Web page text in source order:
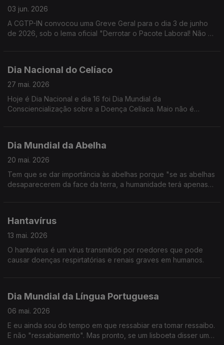
03 jun. 2026
A CGTP-IN convocou uma Greve Geral para o dia 3 de junho
de 2026, sob o lema oficial "Derrotar o Pacote Laboral! Não ao
Dia Nacional do Celíaco
27 mai. 2026
Hoje é Dia Nacional e dia 16 foi Dia Mundial da
Consciencialização sobre a Doença Celíaca. Maio não é
Dia Mundial da Abelha
20 mai. 2026
Tem que se dar importância às abelhas porque "se as abelhas
desaparecerem da face da terra, a humanidade terá apenas
Hantavírus
13 mai. 2026
O hantavírus é um vírus transmitido por roedores que pode
causar doenças respirtatórias e renais graves em humanos.
Dia Mundial da Língua Portuguesa
06 mai. 2026
E eu ainda sou do tempo em que ressabiar era tomar ressaibo.
E não "ressabiamento". Mas pronto, se um lisboeta disser uma